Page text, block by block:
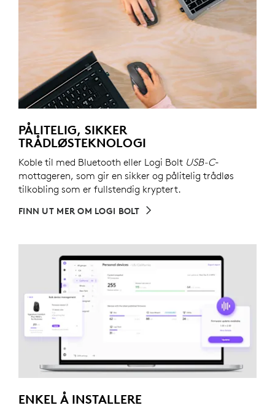
PÅLITELIG, SIKKER
TRÅDLØSTEKNOLOGI
Koble til med Bluetooth eller Logi Bolt USB-C-
mottageren, som gir en sikker og pålitelig trådløs
tilkobling som er fullstendig kryptert.
FINN UT MER OM LOGI BOLT
ENKEL Å INSTALLERE